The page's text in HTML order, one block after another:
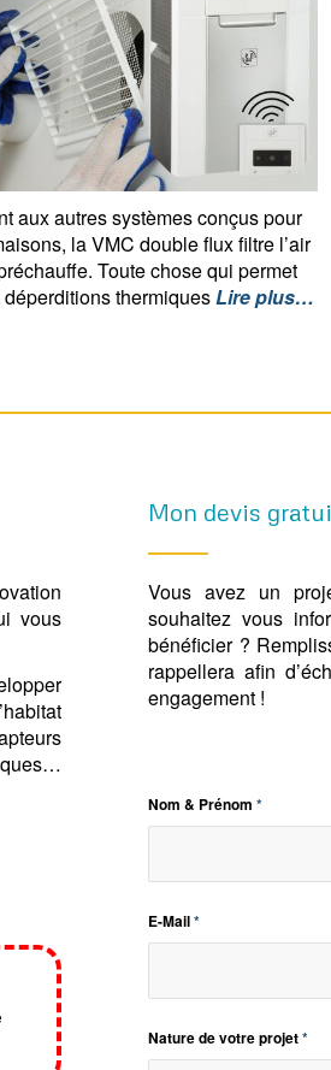
aux autres systèmes conçus pour
la VMC double flux filtre l’air
Toute chose qui permet
thermiquesLire plus…
vous
Mon devis
Vous avez un
souhaitez vous
bénéficier ?
rappellera afin
engagement !
Nom & Prénom*
E-Mail*
Nature de votre projet*